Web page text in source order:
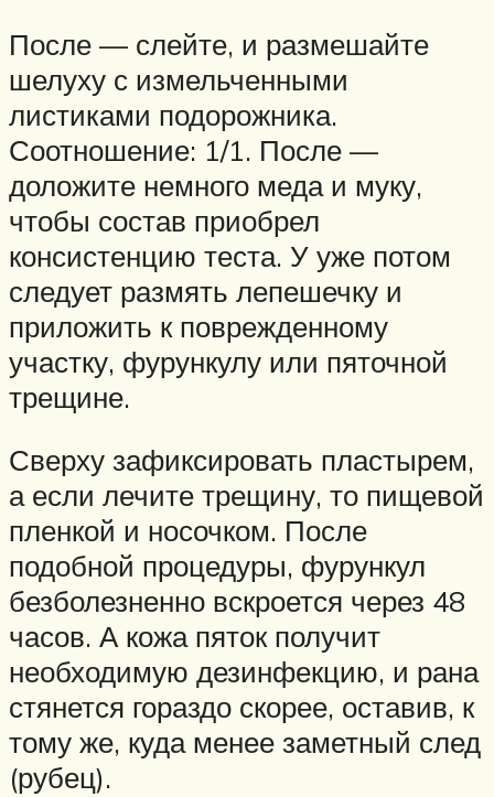
После — слейте, и размешайте
шелуху с измельченными
листиками подорожника.
Соотношение: 1/1. После —
доложите немного меда и муку,
чтобы состав приобрел
консистенцию теста. У уже потом
следует размять лепешечку и
приложить к поврежденному
участку, фурункулу или пяточной
трещине.
Сверху зафиксировать пластырем,
а если лечите трещину, то пищевой
пленкой и носочком. После
подобной процедуры, фурункул
безболезненно вскроется через 48
часов. А кожа пяток получит
необходимую дезинфекцию, и рана
стянется гораздо скорее, оставив, к
тому же, куда менее заметный след
(рубец).